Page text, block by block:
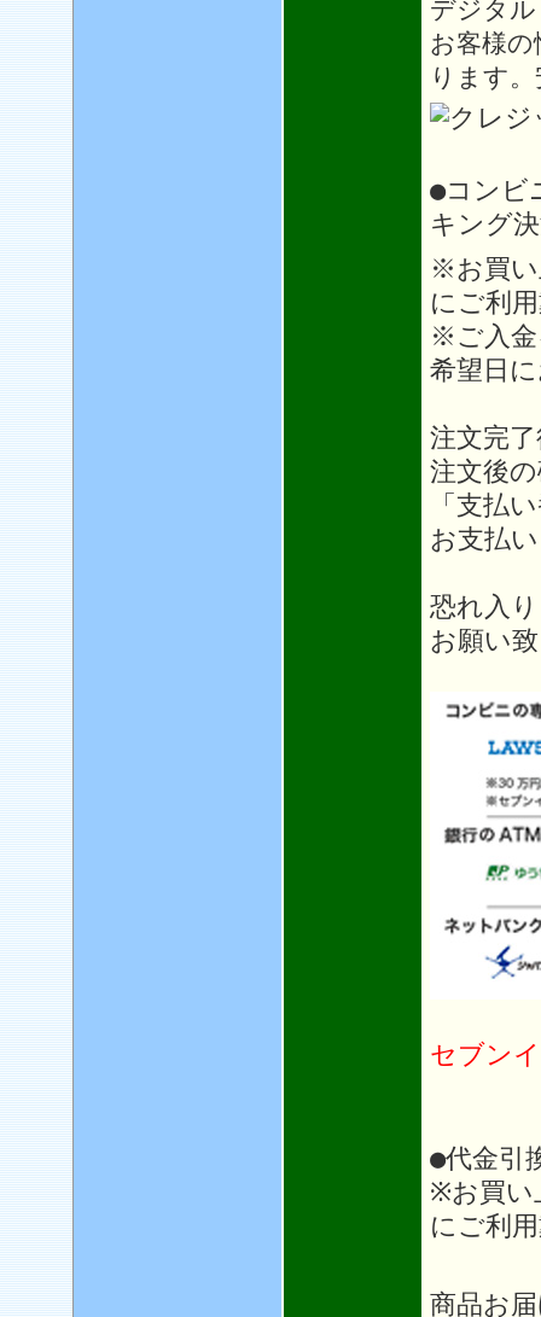
デジタ
お客様
ります
●コンビ
キング
※お買い
にご利
※ご入金
希望日
注文完
注文後
「支払
お支払
恐れ入
お願い
セブン
●代金引
※お買い
にご利
商品お